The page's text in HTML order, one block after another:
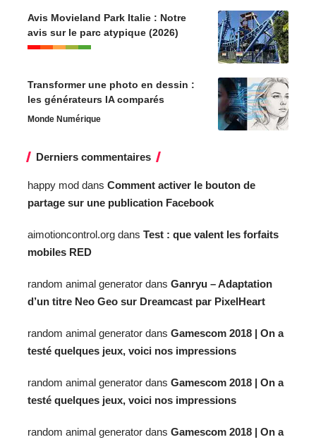
Avis Movieland Park Italie : Notre
avis sur le parc atypique (2026)
Transformer une photo en dessin :
les générateurs IA comparés
Monde Numérique
Derniers commentaires
happy mod dans Comment activer le bouton de
partage sur une publication Facebook
aimotioncontrol.org dans Test : que valent les forfaits
mobiles RED
random animal generator dans Ganryu – Adaptation
d’un titre Neo Geo sur Dreamcast par PixelHeart
random animal generator dans Gamescom 2018 | On a
testé quelques jeux, voici nos impressions
random animal generator dans Gamescom 2018 | On a
testé quelques jeux, voici nos impressions
random animal generator dans Gamescom 2018 | On a